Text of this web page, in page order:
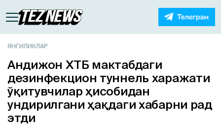
ЯНГИЛИКЛАР
Aндижон ХТБ мактабдаги
дезинфекцион туннель харажати
ўқитувчилар ҳисобидан
ундирилгани ҳақдаги хабарни рад
этди